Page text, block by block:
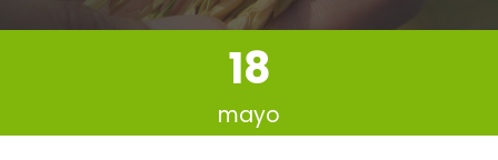
18
mayo